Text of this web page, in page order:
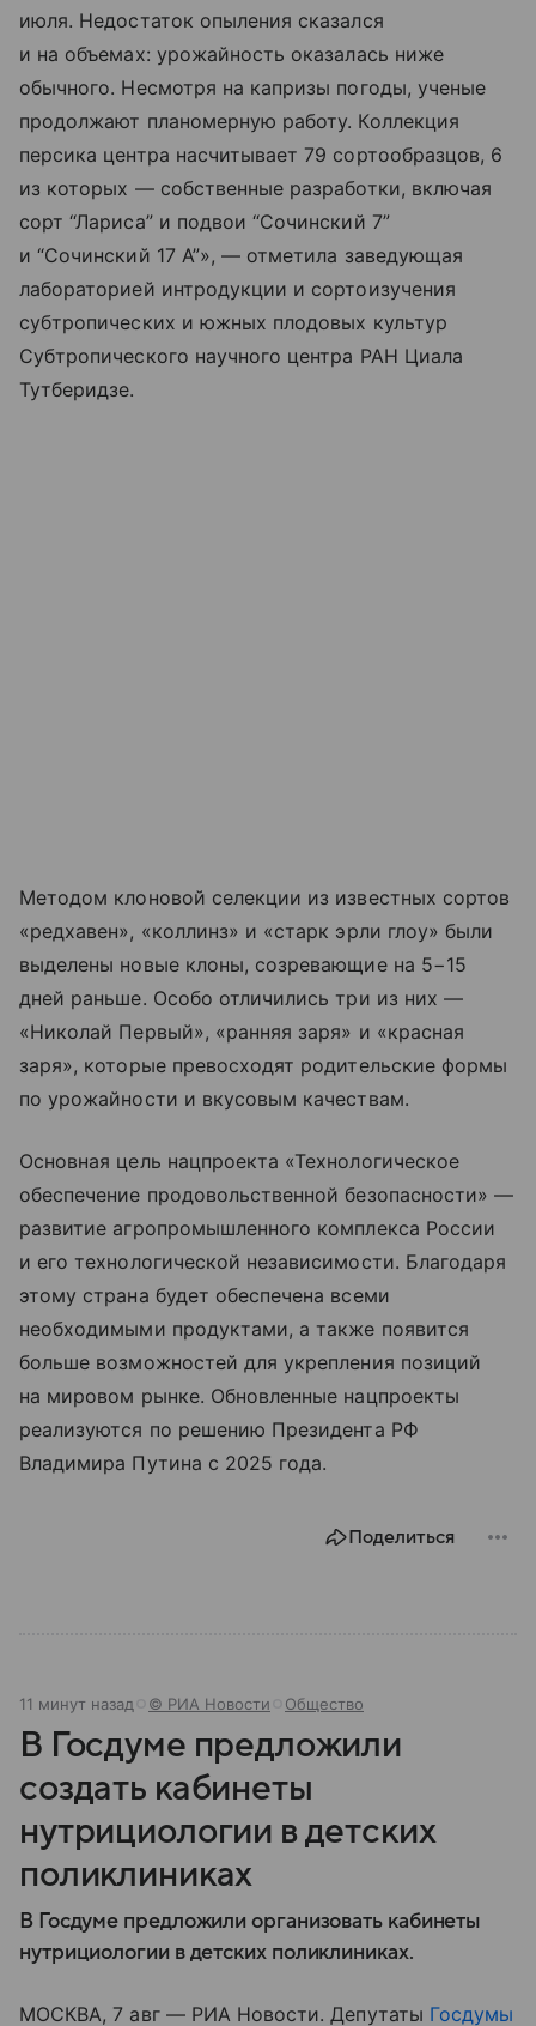
июля. Недостаток опыления сказался
и на объемах: урожайность оказалась ниже
обычного. Несмотря на капризы погоды, ученые
продолжают планомерную работу. Коллекция
персика центра насчитывает 79 сортообразцов, 6
из которых — собственные разработки, включая
сорт “Лариса” и подвои “Сочинский 7”
и “Сочинский 17 А”», — отметила заведующая
лабораторией интродукции и сортоизучения
субтропических и южных плодовых культур
Субтропического научного центра РАН Циала
Тутберидзе.
Методом клоновой селекции из известных сортов
«редхавен», «коллинз» и «старк эрли глоу» были
выделены новые клоны, созревающие на 5−15
дней раньше. Особо отличились три из них —
«Николай Первый», «ранняя заря» и «красная
заря», которые превосходят родительские формы
по урожайности и вкусовым качествам.
Основная цель нацпроекта «Технологическое
обеспечение продовольственной безопасности» —
развитие агропромышленного комплекса России
и его технологической независимости. Благодаря
этому страна будет обеспечена всеми
необходимыми продуктами, а также появится
больше возможностей для укрепления позиций
на мировом рынке. Обновленные нацпроекты
реализуются по решению Президента РФ
Владимира Путина с 2025 года.
Поделиться
11 минут назад © РИА Новости Общество
В Госдуме предложили
создать кабинеты
нутрициологии в детских
поликлиниках
В Госдуме предложили организовать кабинеты
нутрициологии в детских поликлиниках.
МОСКВА, 7 авг — РИА Новости. Депутаты Госдумы